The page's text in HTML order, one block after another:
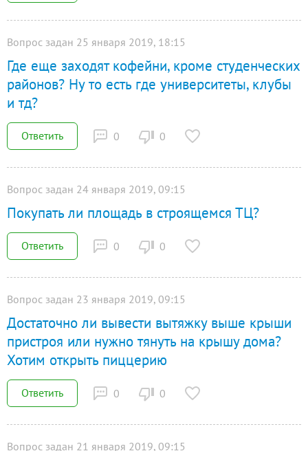
Вопрос задан 25 января 2019, 18:15
Где еще заходят кофейни, кроме студенческих
районов? Ну то есть где университеты, клубы
и тд?
Ответить 0 0
Вопрос задан 24 января 2019, 09:15
Покупать ли площадь в строящемся ТЦ?
Ответить 0 0
Вопрос задан 23 января 2019, 09:15
Достаточно ли вывести вытяжку выше крыши
пристроя или нужно тянуть на крышу дома?
Хотим открыть пиццерию
Ответить 0 0
Вопрос задан 21 января 2019, 09:15